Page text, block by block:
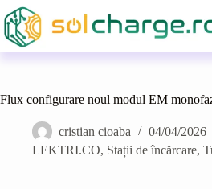
Sari
la
conținut
Flux configurare noul modul EM
cristian cioaba
04/04/2026
LEKTRI.CO, Stații de încărcare,